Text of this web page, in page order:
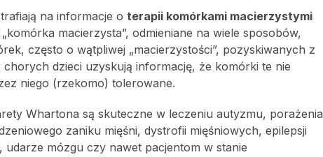
na informacje o terapii komórkami macierzystymi
macierzysta”, odmieniane na wiele sposobów,
często o wątpliwej „macierzystości”, pozyskiwanych z
dzieci uzyskują informację, że komórki te nie
niego (rzekomo) tolerowane.
Whartona są skuteczne w leczeniu autyzmu, porażenia
zaniku mięśni, dystrofii mięśniowych, epilepsji
mózgu czy nawet pacjentom w stanie